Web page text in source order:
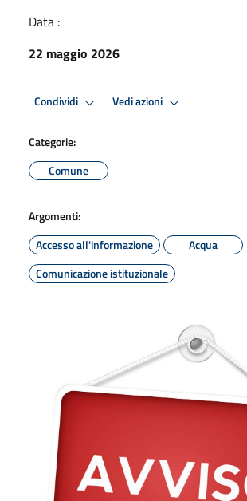
Data :
22 maggio 2026
Condividi Vedi azioni
Categorie:
Comune
Argomenti:
Accesso all'informazione
Acqua
Comunicazione istituzionale